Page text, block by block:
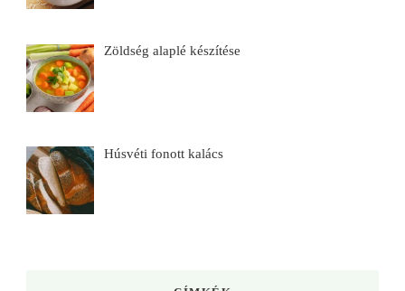
Zöldség alaplé készítése
Húsvéti fonott kalács